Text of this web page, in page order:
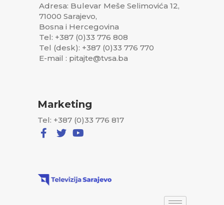
Adresa: Bulevar Meše Selimovića 12,
71000 Sarajevo,
Bosna i Hercegovina
Tel: +387 (0)33 776 808
Tel (desk): +387 (0)33 776 770
E-mail : pitajte@tvsa.ba
Marketing
Tel: +387 (0)33 776 817